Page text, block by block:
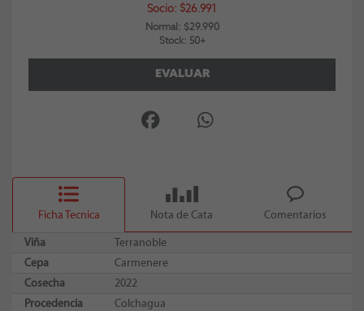
Socio: $26.991
Normal: $29.990
Stock: 50+
EVALUAR
Ficha Tecnica Nota de Cata Comentarios
Viña
Terranoble
Cepa
Carmenere
Cosecha
2022
Procedencia
Colchagua